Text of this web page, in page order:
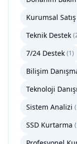
Kurumsal Satış
Teknik Destek (
7/24 Destek (1)
Bilişim
Teknoloji
Sistem Analizi (
SSD Kurtarma (